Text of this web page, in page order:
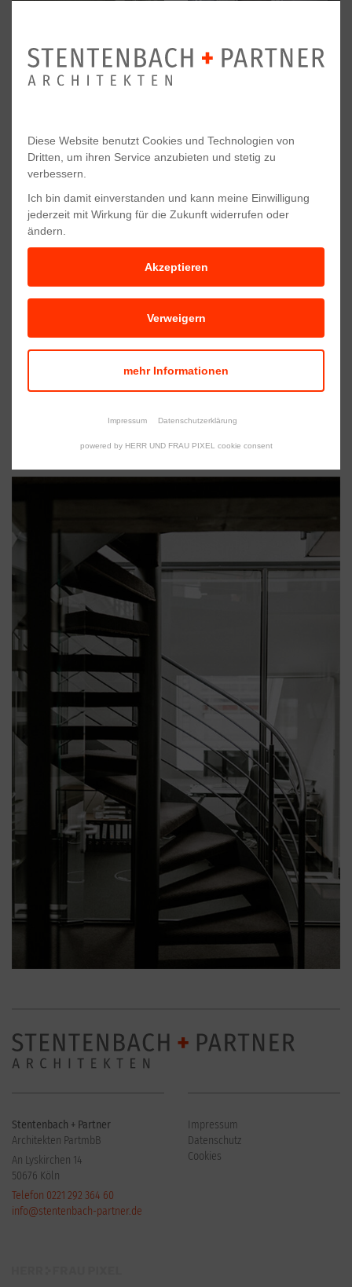
Stentenbach + Partner
Architekten PartmbB
An Lyskirchen 14
50676 Köln
Telefon 0221 292 364 60
info@stentenbach-partner.de
Impressum
Datenschutz
Cookies
Diese Website benutzt Cookies und Technologien von
Dritten, um ihren Service anzubieten und stetig zu
verbessern.
Ich bin damit einverstanden und kann meine Einwilligung
jederzeit mit Wirkung für die Zukunft widerrufen oder
ändern.
Akzeptieren
Verweigern
mehr Informationen
Impressum Datenschutzerklärung
powered by HERR UND FRAU PIXEL cookie consent